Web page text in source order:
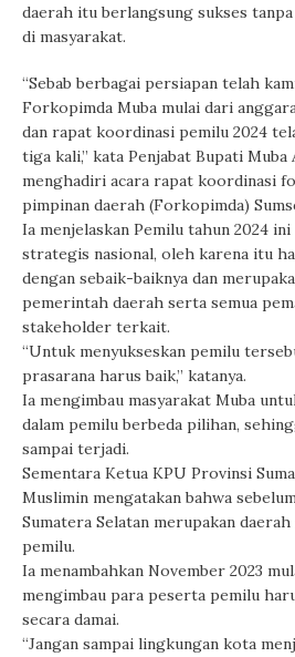
daerah itu berlangsung sukses
di masyarakat.
“Sebab berbagai persiapan telah
Forkopimda Muba mulai dari
dan rapat koordinasi pemilu 2024
tiga kali,” kata Penjabat Bupati
menghadiri acara rapat koordinasi
pimpinan daerah (Forkopimda)
Ia menjelaskan Pemilu tahun 2024
strategis nasional, oleh karena itu
dengan sebaik-baiknya dan
pemerintah daerah serta semua
stakeholder terkait.
“Untuk menyukseskan pemilu
prasarana harus baik,” katanya.
Ia mengimbau masyarakat Muba
dalam pemilu berbeda pilihan,
sampai terjadi.
Sementara Ketua KPU Provinsi
Muslimin mengatakan bahwa
Sumatera Selatan merupakan daerah
pemilu.
Ia menambahkan November 2023
mengimbau para peserta pemilu
secara damai.
“Jangan sampai lingkungan kota